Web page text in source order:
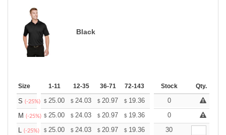
Black
Size 1-11 12-35 36-71 72-143 144-287 288 + More
Stock Qty.
S (-25%) $ 25.00 $ 24.03 $ 20.97 $ 19.36 18.39
0
M (-25%) $ 25.00 $ 24.03 $ 20.97 $ 19.36 18.39
0
L (-25%) $ 25.00 $ 24.03 $ 20.97 $ 19.36 18.39
30